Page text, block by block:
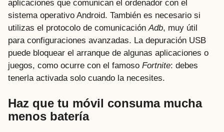
aplicaciones que comunican el ordenador con el
sistema operativo Android. También es necesario si
utilizas el protocolo de comunicaciónAdb, muy útil
para configuraciones avanzadas. La depuración USB
puede bloquear el arranque de algunas aplicaciones o
juegos, como ocurre con el famoso Fortnite: debes
tenerla activada solo cuando la necesites.
Haz que tu móvil consuma mucha
menos batería